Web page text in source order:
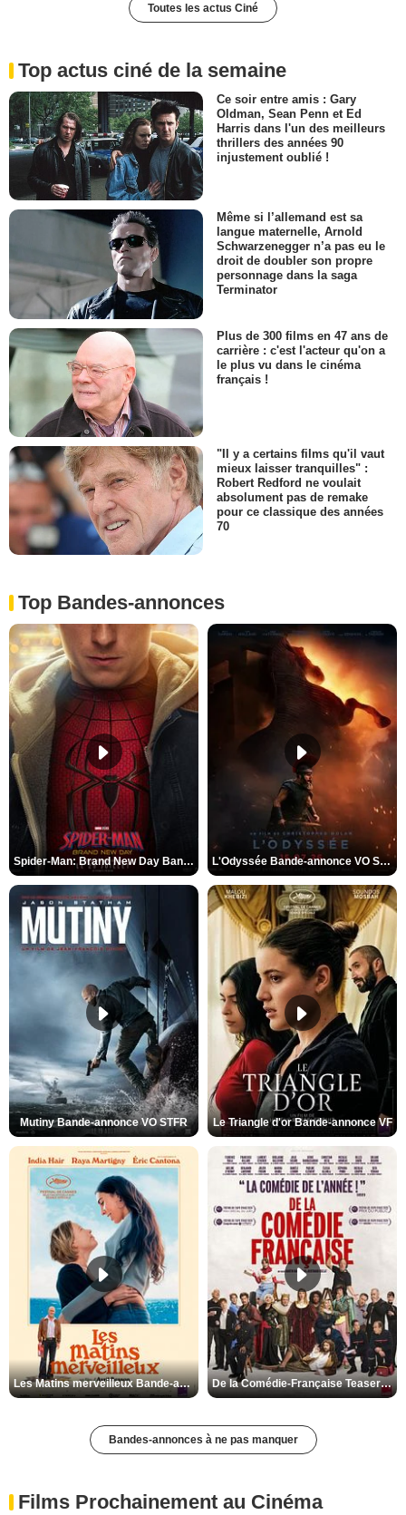
Toutes les actus Ciné
Top actus ciné de la semaine
Ce soir entre amis : Gary
Oldman, Sean Penn et Ed
Harris dans l'un des meilleurs
thrillers des années 90
injustement oublié !
Même si l’allemand est sa
langue maternelle, Arnold
Schwarzenegger n’a pas eu le
droit de doubler son propre
personnage dans la saga
Terminator
Plus de 300 films en 47 ans de
carrière : c'est l'acteur qu'on a
le plus vu dans le cinéma
français !
"Il y a certains films qu'il vaut
mieux laisser tranquilles" :
Robert Redford ne voulait
absolument pas de remake
pour ce classique des années
70
Top Bandes-annonces
Spider-Man: Brand New Day Bande-annonce VO STFR L'Odyssée Bande-annonce VO STFR
Mutiny Bande-annonce VO STFR Le Triangle d'or Bande-annonce VF
Les Matins merveilleux Bande-annonce VF De la Comédie-Française Teaser VF
Bandes-annonces à ne pas manquer
Films Prochainement au Cinéma